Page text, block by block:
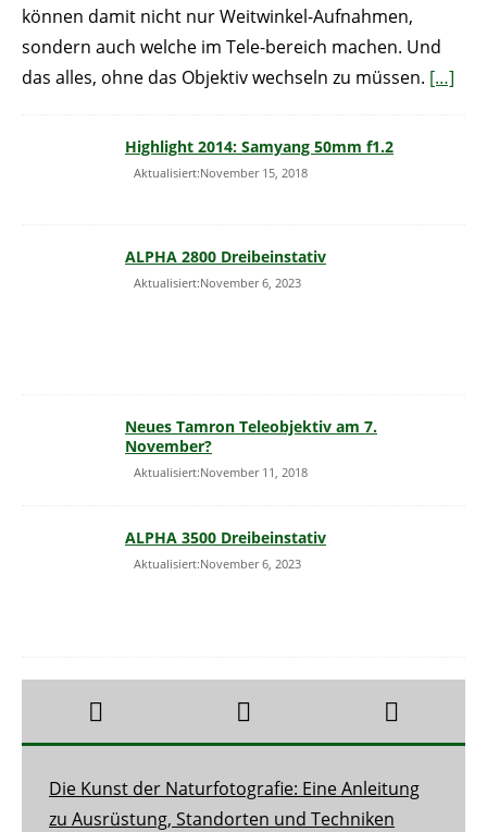
können damit nicht nur Weitwinkel-Aufnahmen,
sondern auch welche im Tele-bereich machen. Und
das alles, ohne das Objektiv wechseln zu müssen. […]
Highlight 2014: Samyang 50mm f1.2
Aktualisiert:November 15, 2018
ALPHA 2800 Dreibeinstativ
Aktualisiert:November 6, 2023
Neues Tamron Teleobjektiv am 7.
November?
Aktualisiert:November 11, 2018
ALPHA 3500 Dreibeinstativ
Aktualisiert:November 6, 2023
Die Kunst der Naturfotografie: Eine Anleitung
zu Ausrüstung, Standorten und Techniken